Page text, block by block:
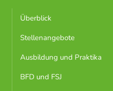
Überblick
Stellenangebote
Ausbildung und Praktika
BFD und FSJ